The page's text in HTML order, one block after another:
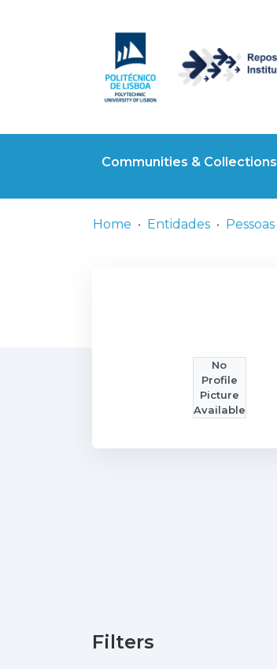
Communities & Collections
Home Entidades Pessoas
No
Profile
Picture
Available
Filters